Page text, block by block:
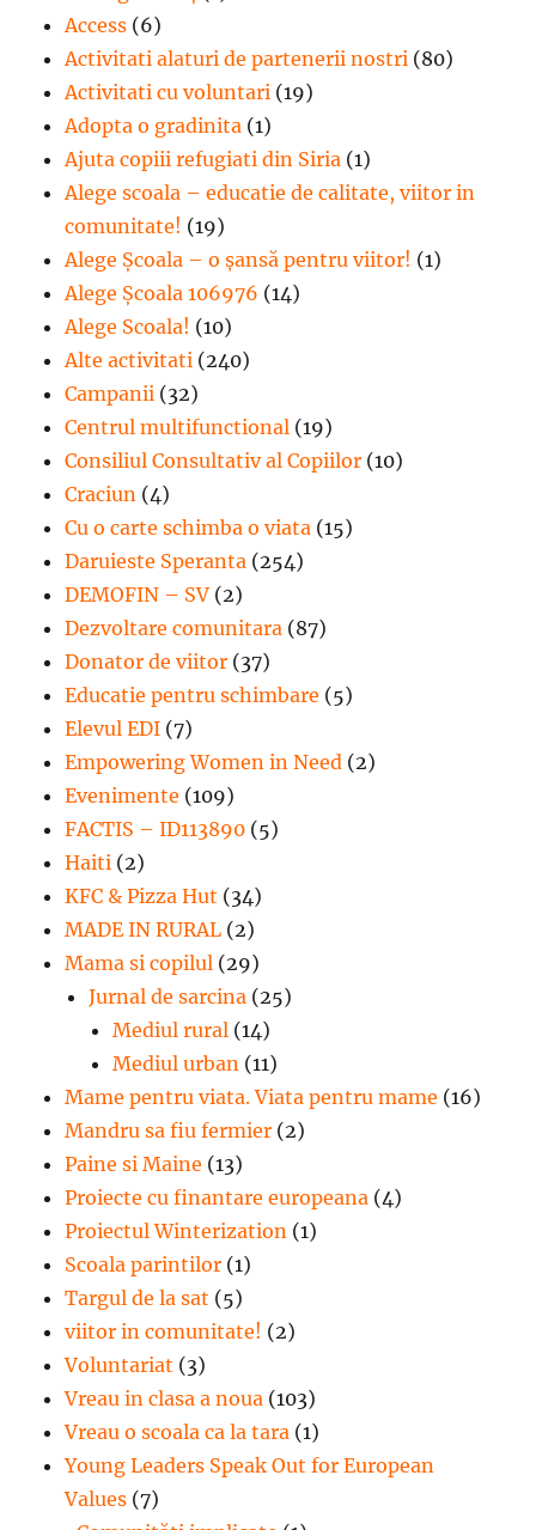
Access (6)
Activitati alaturi de partenerii nostri (80)
Activitati cu voluntari (19)
Adopta o gradinita (1)
Ajuta copiii refugiati din Siria (1)
Alege scoala – educatie de calitate, viitor in
comunitate! (19)
Alege Şcoala – o şansă pentru viitor! (1)
Alege Școala 106976 (14)
Alege Scoala! (10)
Alte activitati (240)
Campanii (32)
Centrul multifunctional (19)
Consiliul Consultativ al Copiilor (10)
Craciun (4)
Cu o carte schimba o viata (15)
Daruieste Speranta (254)
DEMOFIN – SV (2)
Dezvoltare comunitara (87)
Donator de viitor (37)
Educatie pentru schimbare (5)
Elevul EDI (7)
Empowering Women in Need (2)
Evenimente (109)
FACTIS – ID113890 (5)
Haiti (2)
KFC & Pizza Hut (34)
MADE IN RURAL (2)
Mama si copilul (29)
Jurnal de sarcina (25)
Mediul rural (14)
Mediul urban (11)
Mame pentru viata. Viata pentru mame (16)
Mandru sa fiu fermier (2)
Paine si Maine (13)
Proiecte cu finantare europeana (4)
Proiectul Winterization (1)
Scoala parintilor (1)
Targul de la sat (5)
viitor in comunitate! (2)
Voluntariat (3)
Vreau in clasa a noua (103)
Vreau o scoala ca la tara (1)
Young Leaders Speak Out for European
Values (7)